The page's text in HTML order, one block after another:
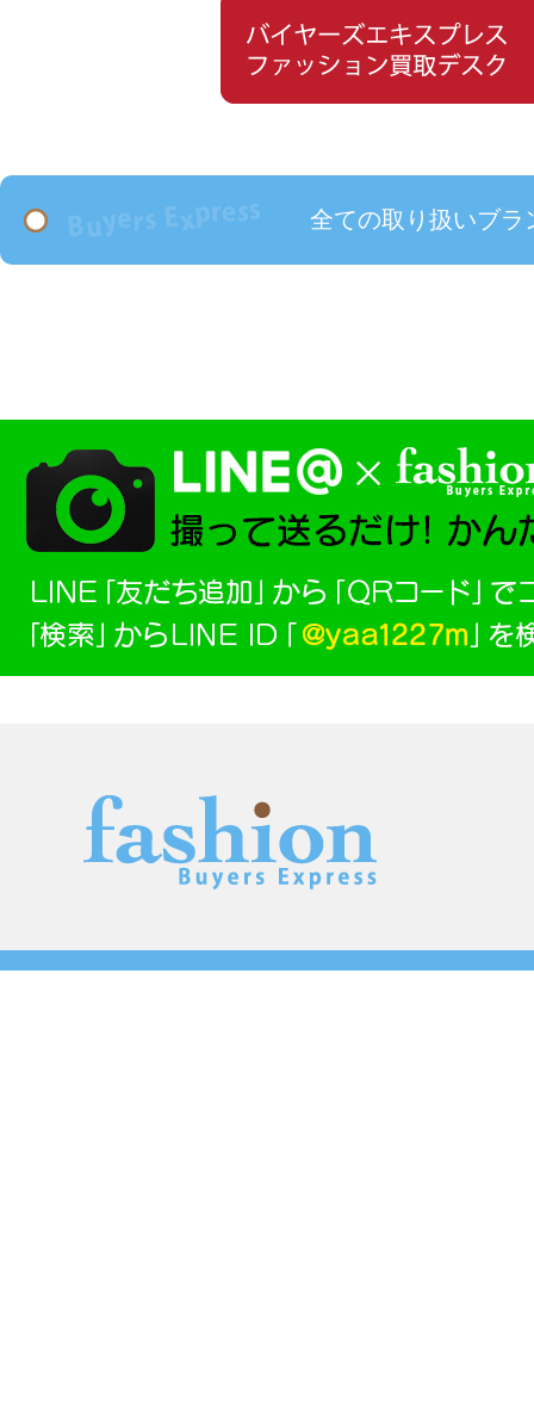
全ての取り扱いブラ